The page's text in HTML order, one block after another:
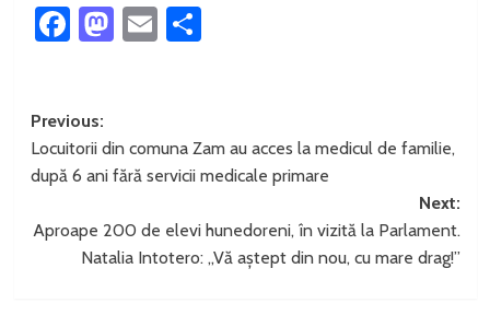
Facebook
Mastodon
EmailPartajează
Post
navigation
Previous:
Locuitorii din comuna Zam au acces la medicul de familie,
după 6 ani fără servicii medicale primare
Next:
Aproape 200 de elevi hunedoreni, în vizită la Parlament.
Natalia Intotero: „Vă aștept din nou, cu mare drag!”